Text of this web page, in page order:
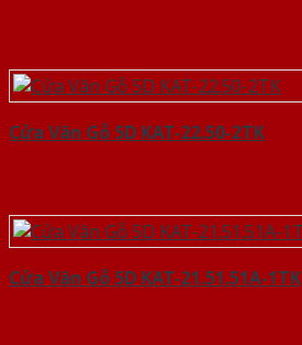
Cửa Vân Gỗ 5D KAT-22.50-2TK
Cửa Vân Gỗ 5D KAT-21.51.51A-1TK